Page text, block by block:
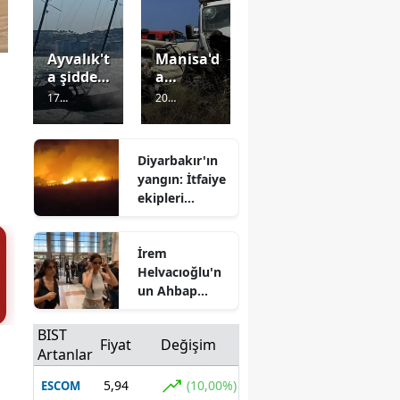
Ayvalık't
a şiddetli
fırtına:
Yelkenli
tekne
kıyıya
sürüklen
di
17
Görüntülenm
Manisa'd
a
otomobil
ile
kamyon
çarpıştı:
1 kişi
yaşamını
20
Görüntülenm
Diyarbakır'ın
yangın: İtfaiye
ekipleri
İrem
Helvacıoğlu'n
un Ahbap
kapsamındaki
ifadesi ortaya
çıktı: "Maddi
yardım
BIST
Artanlar Fiyat Değişim
ESCOM 5,94 (10,00%)